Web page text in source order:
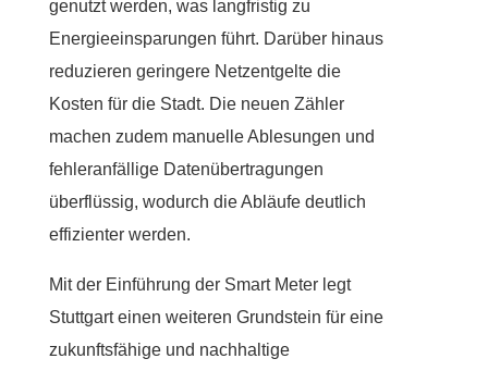
genutzt werden, was langfristig zu
Energieeinsparungen führt. Darüber hinaus
reduzieren geringere Netzentgelte die
Kosten für die Stadt. Die neuen Zähler
machen zudem manuelle Ablesungen und
fehleranfällige Datenübertragungen
überflüssig, wodurch die Abläufe deutlich
effizienter werden.
Mit der Einführung der Smart Meter legt
Stuttgart einen weiteren Grundstein für eine
zukunftsfähige und nachhaltige